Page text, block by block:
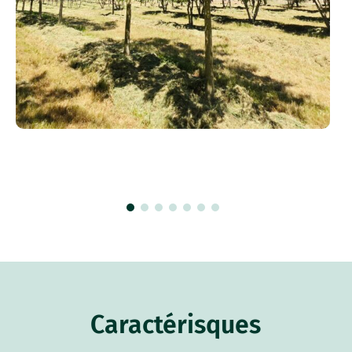
Caractérisques